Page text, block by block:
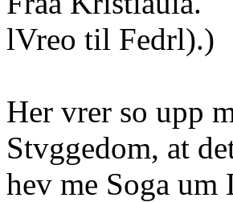
lVreo til Fedrl).)
Her vrer so upp
Stvggedom, at
hev me Soga